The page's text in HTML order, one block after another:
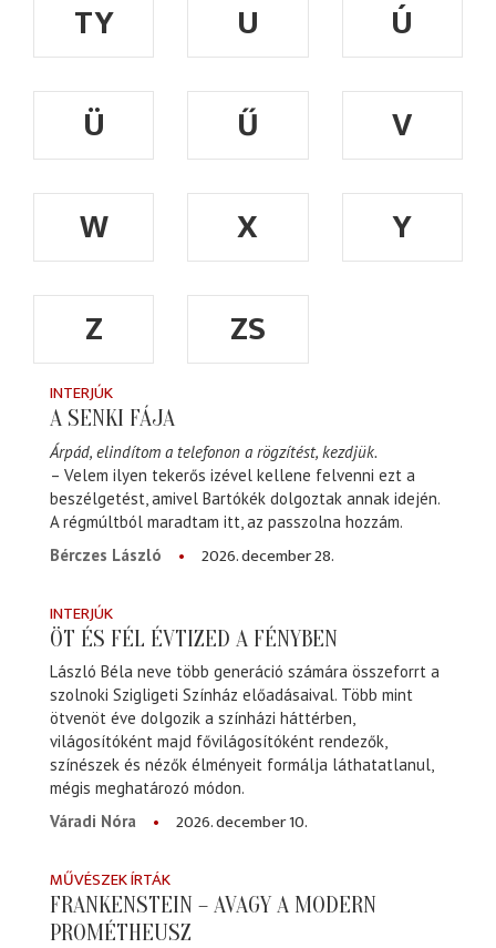
TY U
Ú
Ü
Ű
V
W
X
Y
Z
ZS
INTERJÚK
A SENKI FÁJA
Árpád, elindítom a telefonon a rögzítést, kezdjük.
– Velem ilyen tekerős izével kellene felvenni ezt a
beszélgetést, amivel Bartókék dolgoztak annak idején.
A régmúltból maradtam itt, az passzolna hozzám.
Bérczes László
2026. december 28.
INTERJÚK
ÖT ÉS FÉL ÉVTIZED A FÉNYBEN
László Béla neve több generáció számára összeforrt a
szolnoki Szigligeti Színház előadásaival. Több mint
ötvenöt éve dolgozik a színházi háttérben,
világosítóként majd fővilágosítóként rendezők,
színészek és nézők élményeit formálja láthatatlanul,
mégis meghatározó módon.
Váradi Nóra
2026. december 10.
MŰVÉSZEK ÍRTÁK
FRANKENSTEIN – AVAGY A MODERN
PROMÉTHEUSZ